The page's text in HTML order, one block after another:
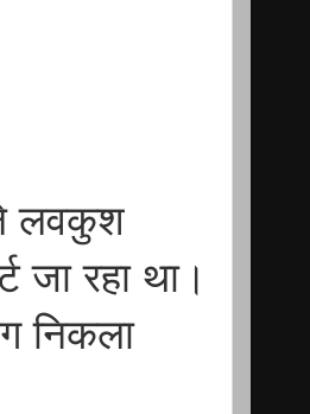
लवकुश
जा रहा था।
निकला